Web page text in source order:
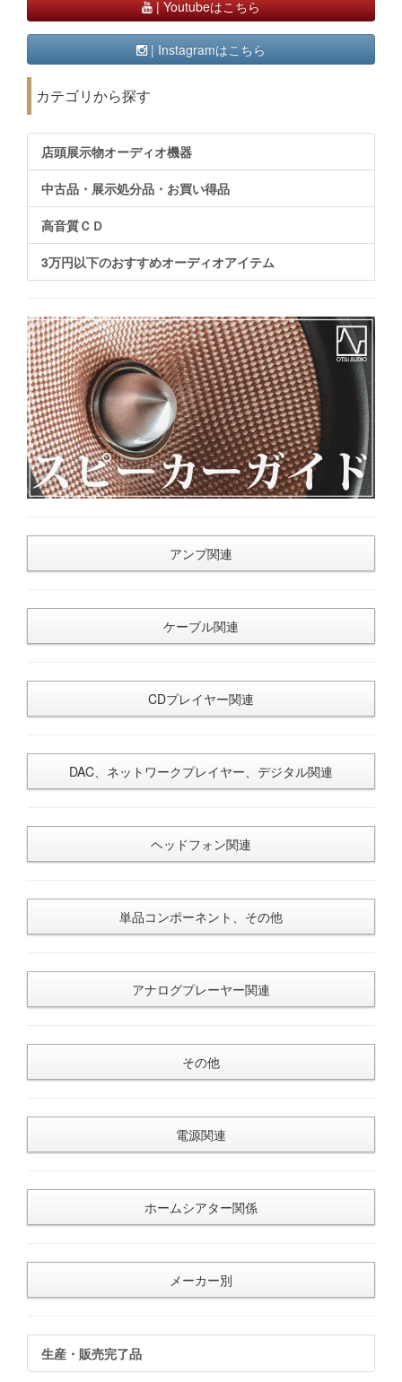
| Youtubeはこちら
| Instagramはこちら
カテゴリから探す
店頭展示物オーディオ機器
中古品・展示処分品・お買い得品
高音質ＣＤ
3万円以下のおすすめオーディオアイテム
アンプ関連
ケーブル関連
CDプレイヤー関連
DAC、ネットワークプレイヤー、デジタル関連
ヘッドフォン関連
単品コンポーネント、その他
アナログプレーヤー関連
その他
電源関連
ホームシアター関係
メーカー別
生産・販売完了品